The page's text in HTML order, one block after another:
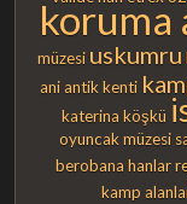
koruma
müzesi uskumru
ani antik kenti
katerina köşkü
oyuncak müzesi
berobana hanlar
kamp